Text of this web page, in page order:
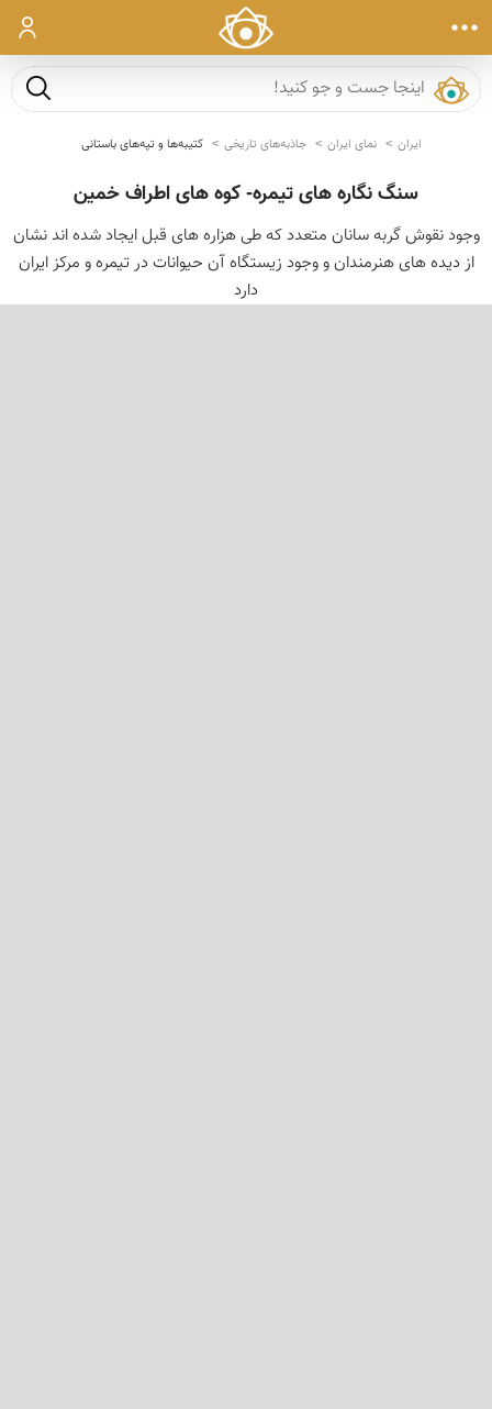
ورود
جست و
ایران نمای ایران جاذبه‌های تاریخی کتیبه‌ها و تپه‌های باستانی
سنگ نگاره های تیمره- کوه های اطراف خمین
وجود نقوش گربه سانان متعدد كه طی هزاره های قبل ایجاد شده اند نشان
از دیده های هنرمندان و وجود زیستگاه آن حیوانات در تیمره و مركز ایران
دارد